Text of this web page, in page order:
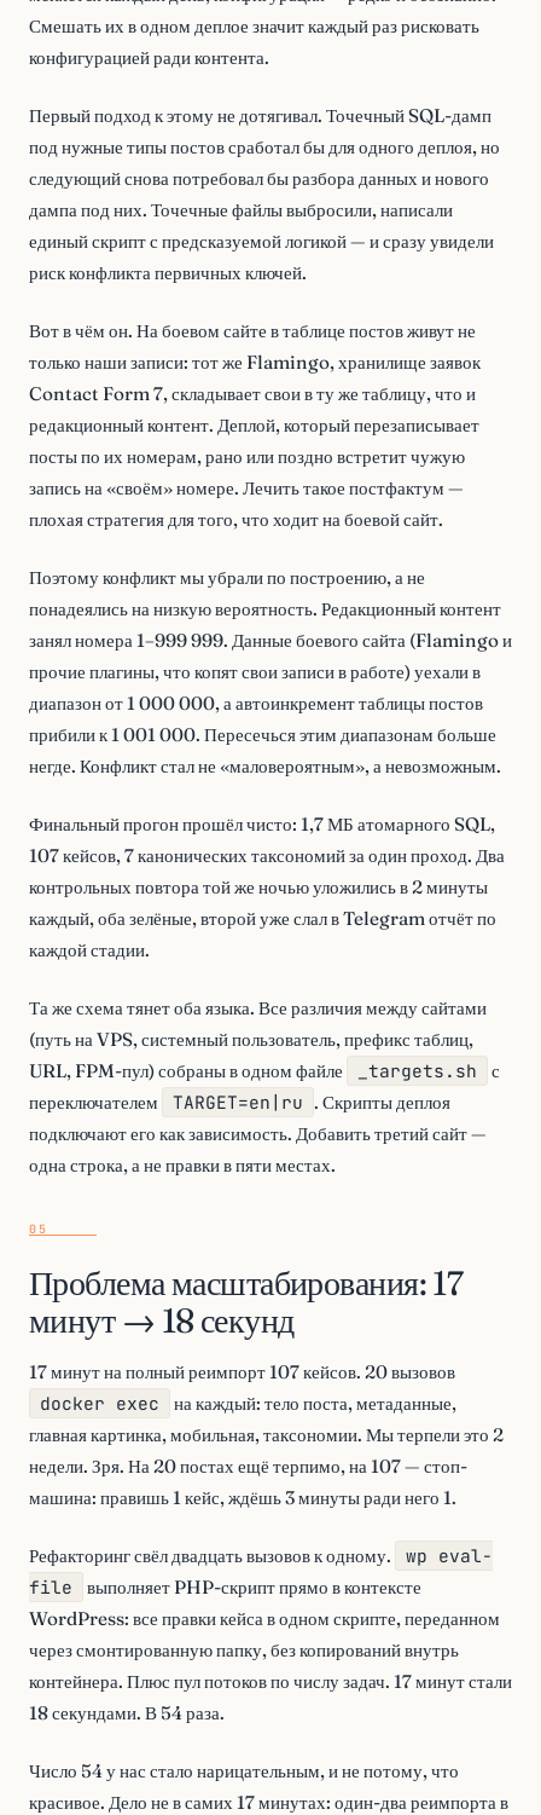
Смешать их в одном деплое значит каждый раз рисковать
конфигурацией ради контента.
Первый подход к этому не дотягивал. Точечный SQL-дамп
под нужные типы постов сработал бы для одного деплоя, но
следующий снова потребовал бы разбора данных и нового
дампа под них. Точечные файлы выбросили, написали
единый скрипт с предсказуемой логикой — и сразу увидели
риск конфликта первичных ключей.
Вот в чём он. На боевом сайте в таблице постов живут не
только наши записи: тот же Flamingo, хранилище заявок
Contact Form 7, складывает свои в ту же таблицу, что и
редакционный контент. Деплой, который перезаписывает
посты по их номерам, рано или поздно встретит чужую
запись на «своём» номере. Лечить такое постфактум —
плохая стратегия для того, что ходит на боевой сайт.
Поэтому конфликт мы убрали по построению, а не
понадеялись на низкую вероятность. Редакционный контент
занял номера 1–999 999. Данные боевого сайта (Flamingo и
прочие плагины, что копят свои записи в работе) уехали в
диапазон от 1 000 000, а автоинкремент таблицы постов
прибили к 1 001 000. Пересечься этим диапазонам больше
негде. Конфликт стал не «маловероятным», а невозможным.
Финальный прогон прошёл чисто: 1,7 МБ атомарного SQL,
107 кейсов, 7 канонических таксономий за один проход. Два
контрольных повтора той же ночью уложились в 2 минуты
каждый, оба зелёные, второй уже слал в Telegram отчёт по
каждой стадии.
Та же схема тянет оба языка. Все различия между сайтами
(путь на VPS, системный пользователь, префикс таблиц,
URL, FPM-пул) собраны в одном файле
_targets.sh
с
переключателем
TARGET=en|ru . Скрипты деплоя
подключают его как зависимость. Добавить третий сайт —
одна строка, а не правки в пяти местах.
Проблема масштабирования: 17
минут → 18 секунд
17 минут на полный реимпорт 107 кейсов. 20 вызовов
docker exec
на каждый: тело поста, метаданные,
главная картинка, мобильная, таксономии. Мы терпели это 2
недели. Зря. На 20 постах ещё терпимо, на 107 — стоп-
машина: правишь 1 кейс, ждёшь 3 минуты ради него 1.
Рефакторинг свёл двадцать вызовов к одному.
wp eval-
file
выполняет PHP-скрипт прямо в контексте
WordPress: все правки кейса в одном скрипте, переданном
через смонтированную папку, без копирований внутрь
контейнера. Плюс пул потоков по числу задач. 17 минут стали
18 секундами. В 54 раза.
Число 54 у нас стало нарицательным, и не потому, что
красивое. Дело не в самих 17 минутах: один-два реимпорта в